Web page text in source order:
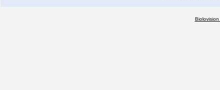
Biolovision